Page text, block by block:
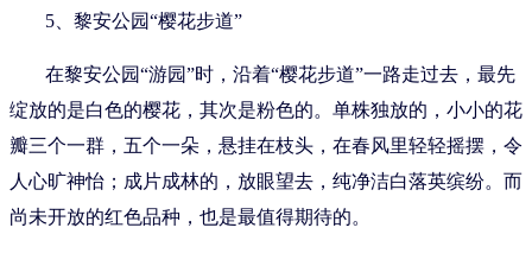
5、黎安公园“樱花步道”
在黎安公园“游园”时，沿着“樱花步道”一路走过去，最先
绽放的是白色的樱花，其次是粉色的。单株独放的，小小的花
瓣三个一群，五个一朵，悬挂在枝头，在春风里轻轻摇摆，令
人心旷神怡；成片成林的，放眼望去，纯净洁白落英缤纷。而
尚未开放的红色品种，也是最值得期待的。